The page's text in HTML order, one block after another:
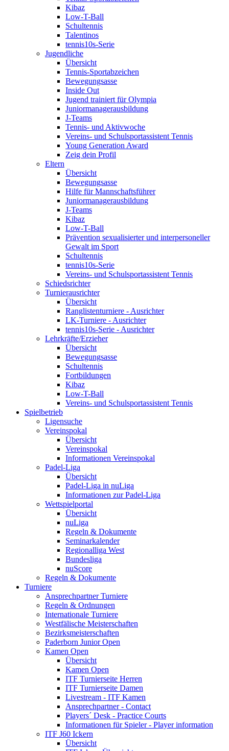
Kibaz
Low-T-Ball
Schultennis
Talentinos
tennis10s-Serie
Jugendliche
Übersicht
Tennis-Sportabzeichen
Bewegungsasse
Inside Out
Jugend trainiert für Olympia
Juniormanagerausbildung
J-Teams
Tennis- und Aktivwoche
Vereins- und Schulsportassistent Tennis
Young Generation Award
Zeig dein Profil
Eltern
Übersicht
Bewegungsasse
Hilfe für Mannschaftsführer
Juniormanagerausbildung
J-Teams
Kibaz
Low-T-Ball
Prävention sexualisierter und interpersoneller
Gewalt im Sport
Schultennis
tennis10s-Serie
Vereins- und Schulsportassistent Tennis
Schiedsrichter
Turnierausrichter
Übersicht
Ranglistenturniere - Ausrichter
LK-Turniere - Ausrichter
tennis10s-Serie - Ausrichter
Lehrkräfte/Erzieher
Übersicht
Bewegungsasse
Schultennis
Fortbildungen
Kibaz
Low-T-Ball
Vereins- und Schulsportassistent Tennis
Spielbetrieb
Ligensuche
Vereinspokal
Übersicht
Vereinspokal
Informationen Vereinspokal
Padel-Liga
Übersicht
Padel-Liga in nuLiga
Informationen zur Padel-Liga
Wettspielportal
Übersicht
nuLiga
Regeln & Dokumente
Seminarkalender
Regionalliga West
Bundesliga
nuScore
Regeln & Dokumente
Turniere
Ansprechpartner Turniere
Regeln & Ordnungen
Internationale Turniere
Westfälische Meisterschaften
Bezirksmeisterschaften
Paderborn Junior Open
Kamen Open
Übersicht
Kamen Open
ITF Turnierseite Herren
ITF Turnierseite Damen
Livestream - ITF Kamen
Ansprechpartner - Contact
Players´ Desk - Practice Courts
Informationen für Spieler - Player information
ITF J60 Ickern
Übersicht